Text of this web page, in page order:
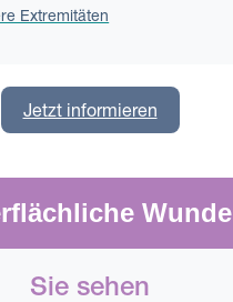
Extremitäten
Jetzt informieren
Wunde
Sie sehen